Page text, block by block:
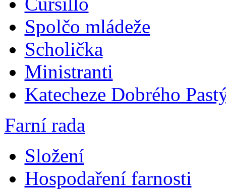
Spolčo mládeže
Scholička
Ministranti
Katecheze Dobrého
Farní rada
Složení
Hospodaření farnosti